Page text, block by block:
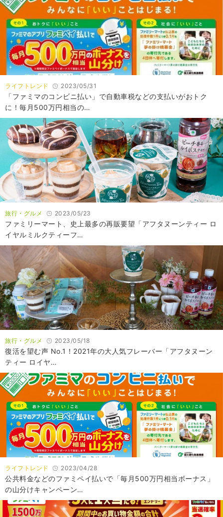
ライフトレンド 2023/05/31
「ファミマのコンビニ払い」で自動車税などの支払いがおトク
に！毎月500万円相当の…
旅行・グルメ 2023/05/23
ファミリーマート、史上最多の再販要望「アフタヌーンティー ロ
イヤルミルクティーフ…
旅行・グルメ 2023/05/18
復活を望む声 No.1！2021年の大人気フレーバー「アフタヌーン
ティー ロイヤ…
ライフトレンド 2023/04/28
公共料金などのファミペイ払いで「毎月500万円相当ボーナス」
の山分けキャンペーン…